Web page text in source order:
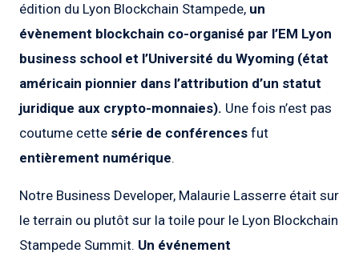
édition du Lyon Blockchain Stampede, un
évènement blockchain co-organisé par l’EM Lyon
business school et l’Université du Wyoming (état
américain pionnier dans l’attribution d’un statut
juridique aux crypto-monnaies). Une fois n’est pas
coutume cette série de conférences fut
entièrement numérique.
Notre Business Developer, Malaurie Lasserre était sur
le terrain ou plutôt sur la toile pour le Lyon Blockchain
Stampede Summit. Un événement